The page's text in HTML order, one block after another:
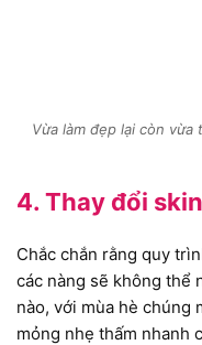
Vừa làm đẹp lại còn
4. Thay đổi
Chắc chắn rằng quy
các nàng sẽ không thể
nào, với mùa hè chúng
mỏng nhẹ thấm nhanh